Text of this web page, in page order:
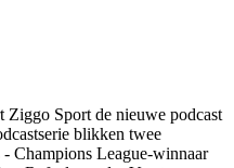
Ziggo Sport de nieuwe podcast
blikken twee
Champions League-winnaar